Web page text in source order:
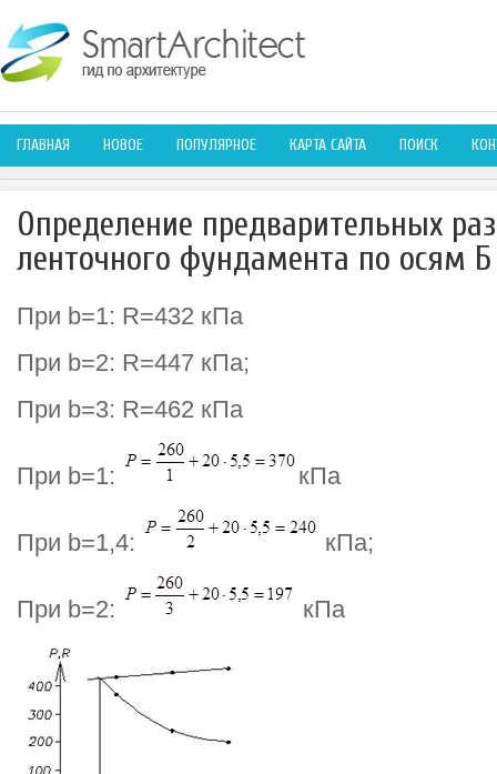
ГЛАВНАЯ НОВОЕ ПОПУЛЯРНОЕ КАРТА САЙТА ПОИСК
Определение предварительных
ленточного фундамента по осям
При b=1: R=432 кПа
При b=2: R=447 кПа;
При b=3: R=462 кПа
При b=1: кПа
При b=1,4: кПа;
При b=2: кПа